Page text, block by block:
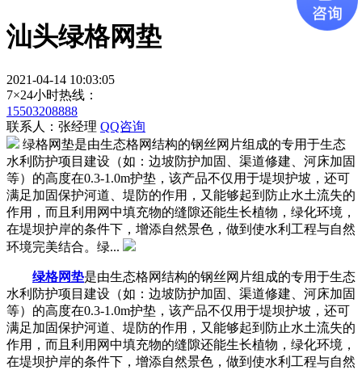
汕头绿格网垫
2021-04-14 10:03:05
7×24小时热线：
15503208888
联系人：张经理 QQ咨询
绿格网垫是由生态格网结构的钢丝网片组成的专用于生态
水利防护项目建设（如：边坡防护加固、渠道修建、河床加固
等）的高度在0.3-1.0m护垫，该产品不仅用于堤坝护坡，还可
满足加固保护河道、堤防的作用，又能够起到防止水土流失的
作用，而且利用网中填充物的缝隙还能生长植物，绿化环境，
在堤坝护岸的条件下，增添自然景色，做到使水利工程与自然
环境完美结合。绿...
绿格网垫是由生态格网结构的钢丝网片组成的专用于生态
水利防护项目建设（如：边坡防护加固、渠道修建、河床加固
等）的高度在0.3-1.0m护垫，该产品不仅用于堤坝护坡，还可
满足加固保护河道、堤防的作用，又能够起到防止水土流失的
作用，而且利用网中填充物的缝隙还能生长植物，绿化环境，
在堤坝护岸的条件下，增添自然景色，做到使水利工程与自然